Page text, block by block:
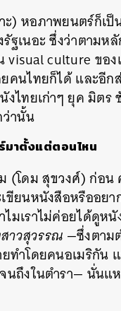
ะ) หอภาพยนตร์ก็
ฐ​เนอะ ซึ่งว่าตามห
visual culture ขอ
คนไทยก็ได้ และอี
ไทยเก่าๆ ยุค มิต
านั้น
มาตั้งแต่ตอนไหน
(โดม สุขวงศ์) ก่อ
ยนหนังสือหรืออย
มเราไม่ค่อยได้ดูห
าวสุวรรณ —ซึ่งตาม
ทำโดยคนอเมริกั
นถึงในตำรา— นั่น